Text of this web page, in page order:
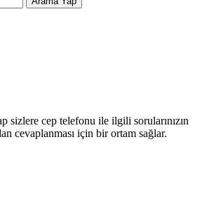
sizlere cep telefonu ile ilgili sorularınızın
cevaplanması için bir ortam sağlar.